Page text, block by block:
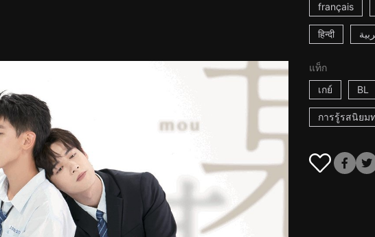
français
हिन्दी
แท็ก
เกย์
BL
การรู้รสนิยม